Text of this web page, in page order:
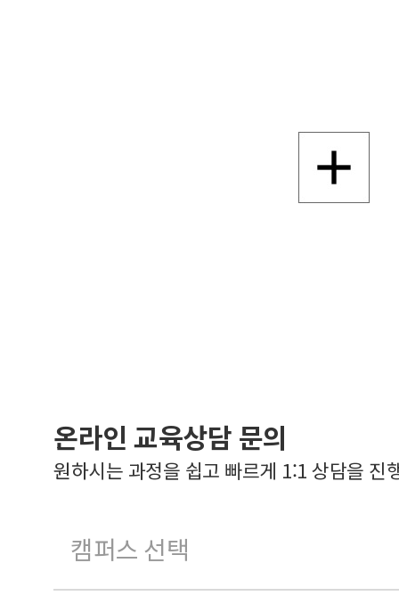
온라인 교육상담 문의
원하시는 과정을 쉽고 빠르게 1:1 상담을 진